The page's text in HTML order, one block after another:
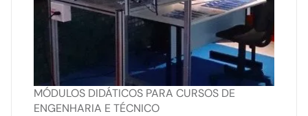
MÓDULOS DIDÁTICOS PARA CURSOS DE
ENGENHARIA E TÉCNICO